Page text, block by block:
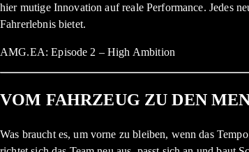
hier mutige Innovation auf reale Performance. Jedes
Fahrerlebnis bietet.
AMG.EA: Episode 2 – High Ambition
VOM FAHRZEUG ZU DEN
Was braucht es, um vorne zu bleiben, wenn das